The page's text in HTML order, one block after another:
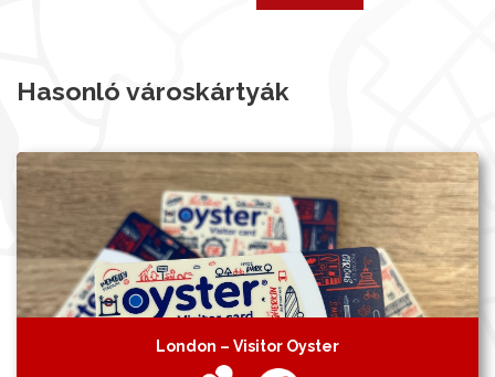
Hasonló városkártyák
London – Visitor Oyster